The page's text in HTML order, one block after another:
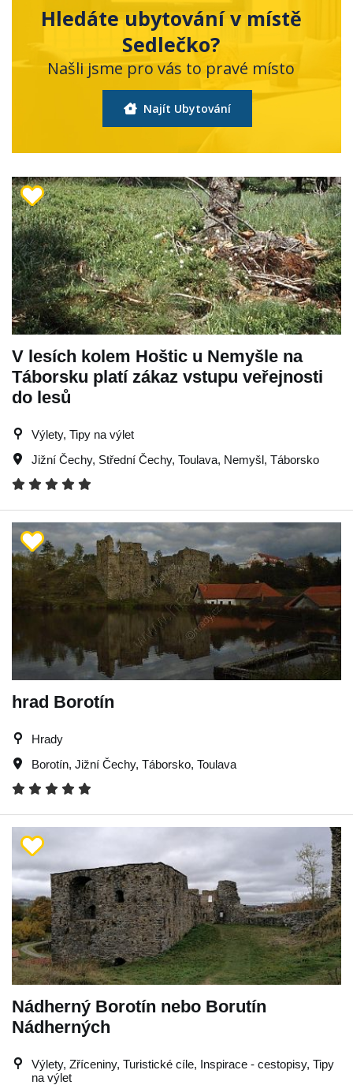
Hledáte ubytování v místě
Sedlečko?
Našli jsme pro vás to pravé místo
Najít Ubytování
V lesích kolem Hoštic u Nemyšle na
Táborsku platí zákaz vstupu veřejnosti
do lesů
Výlety, Tipy na výlet
Jižní Čechy, Střední Čechy, Toulava, Nemyšl, Táborsko
hrad Borotín
Hrady
Borotín, Jižní Čechy, Táborsko, Toulava
Nádherný Borotín nebo Borutín
Nádherných
Výlety, Zříceniny, Turistické cíle, Inspirace - cestopisy, Tipy
na výlet